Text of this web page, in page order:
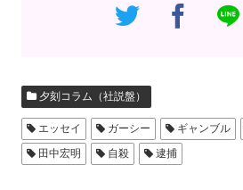
夕刻コラム（社説盤）
エッセイ ガーシー ギャンブル
田中宏明
自殺 逮捕